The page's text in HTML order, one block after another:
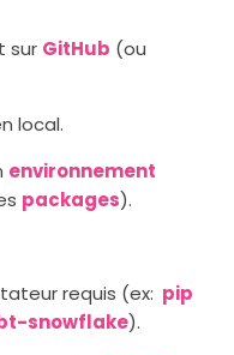
sur GitHub (ou
local.
environnement
packages).
requis (ex: pip
snowflake).